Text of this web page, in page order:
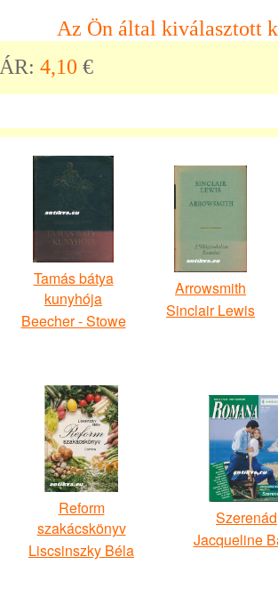
Az Ön által kiválasztott
ÁR: 4,10 €
Tamás bátya
kunyhója
Beecher - Stowe
Arrowsmith
Sinclair Lewis
Reform
szakácskönyv
Liscsinszky Béla
Szerenád
Jacqueline